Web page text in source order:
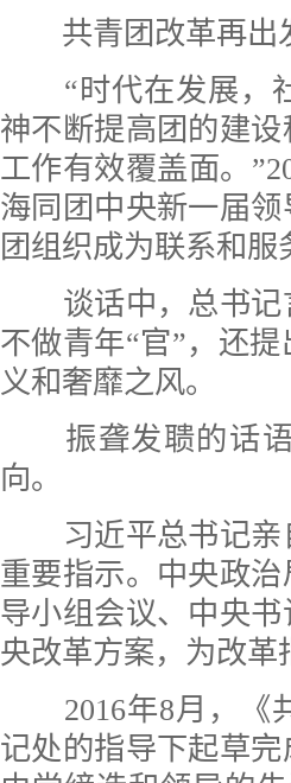
共青团改革再出
“时代在发展，社
神不断提高团的建
工作有效覆盖面。
海同团中央新一届
团组织成为联系和
谈话中，总书记
不做青年“官”，还
义和奢靡之风。
振聋发聩的话语
向。
习近平总书记亲
重要指示。中央政
导小组会议、中央
央改革方案，为改革
2016年8月，《
记处的指导下起草